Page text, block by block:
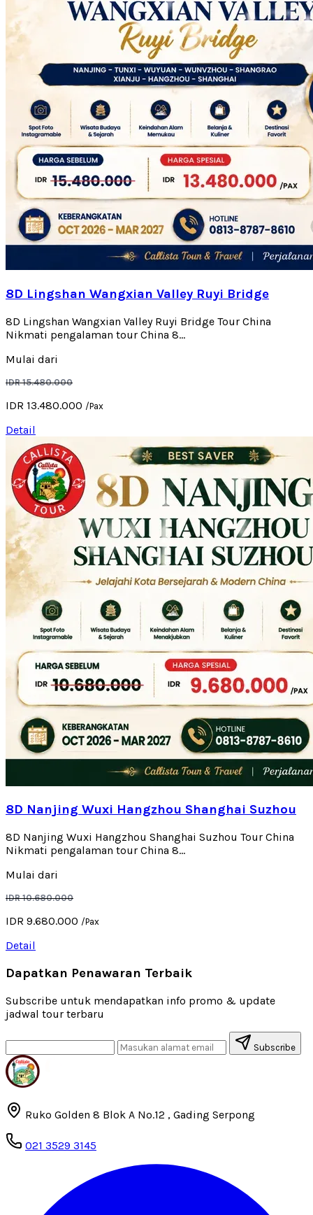
8D Lingshan Wangxian Valley Ruyi Bridge
8D Lingshan Wangxian Valley Ruyi Bridge Tour China
Nikmati pengalaman tour China 8...
Mulai dari
IDR 15.480.000
IDR 13.480.000 /Pax
Detail
8D Nanjing Wuxi Hangzhou Shanghai Suzhou
8D Nanjing Wuxi Hangzhou Shanghai Suzhou Tour China
Nikmati pengalaman tour China 8...
Mulai dari
IDR 10.680.000
IDR 9.680.000 /Pax
Detail
Dapatkan Penawaran Terbaik
Subscribe untuk mendapatkan info promo & update
jadwal tour terbaru
Subscribe
Ruko Golden 8 Blok A No.12 , Gading Serpong
021 3529 3145